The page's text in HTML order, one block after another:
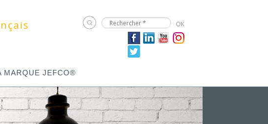
MARQUE JEFCO®